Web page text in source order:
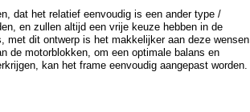
dat het relatief eenvoudig is een ander type /
en zullen altijd een vrije keuze hebben in de
met dit ontwerp is het makkelijker aan deze wensen
de motorblokken, om een optimale balans en
kan het frame eenvoudig aangepast worden.